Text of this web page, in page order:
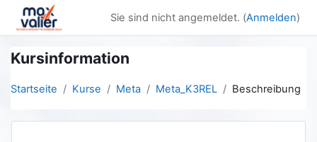
Zum Hauptinhalt
Sie sind nicht angemeldet. (Anmelden)
Kursinformation
Startseite Kurse Meta Meta_K3REL Beschreibung